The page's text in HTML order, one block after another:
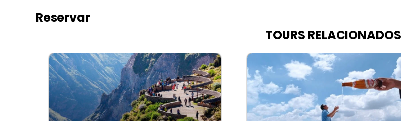
Reservar
TOURS RELACIONADOS